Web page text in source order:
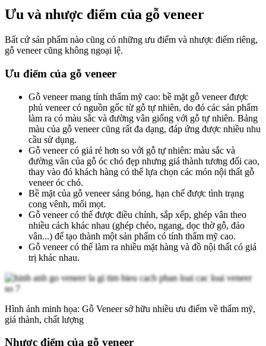
Ưu và nhược điểm của gỗ veneer
Bất cứ sản phẩm nào cũng có những ưu điểm và nhược điểm riêng,
gỗ veneer cũng không ngoại lệ.
Ưu điểm của gỗ veneer
Gỗ veneer mang tính thẩm mỹ cao: bề mặt gỗ veneer được
phủ veneer có nguồn gốc từ gỗ tự nhiên, do đó các sản phẩm
làm ra có màu sắc và đường vân giống với gỗ tự nhiên. Bảng
màu của gỗ veneer cũng rất đa dạng, đáp ứng được nhiều nhu
cầu sử dụng.
Gỗ veneer có giá rẻ hơn so với gỗ tự nhiên: màu sắc và
đường vân của gỗ óc chó đẹp nhưng giá thành tương đối cao,
thay vào đó khách hàng có thể lựa chọn các món nội thất gỗ
veneer óc chó.
Bề mặt của gỗ veneer sáng bóng, hạn chế được tình trạng
cong vênh, mối mọt.
Gỗ veneer có thể được điều chỉnh, sắp xếp, ghép vân theo
nhiều cách khác nhau (ghép chéo, ngang, dọc thờ gỗ, đảo
vân...) để tạo thành một sản phẩm có tính thẩm mỹ cao.
Gỗ veneer có thể làm ra nhiều mặt hàng và đồ nội thất có giá
trị khác nhau.
Hình ảnh minh họa: Gỗ Veneer sở hữu nhiều ưu điểm về thẩm mỹ,
giá thành, chất lượng
Nhược điểm của gỗ veneer